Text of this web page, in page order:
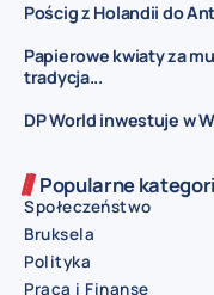
Pościg z Holandii do
Papierowe kwiaty za
tradycja...
DP World inwestuje w
Popularne
Społeczeństwo
Bruksela
Polityka
Praca i Finanse